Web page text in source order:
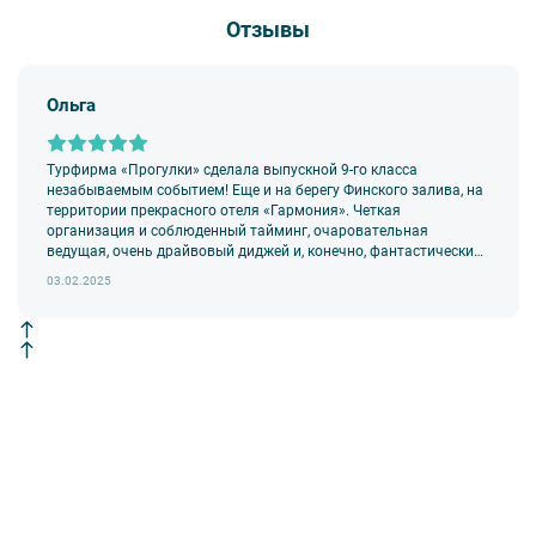
возвращаются клиенту в полном объеме.
оборудования во время проведения экскурсионной программы
оборудования экскурсант обязан возместить полную стоимость
комплекта в размере 5500 руб. 00 коп.
Отзывы
Ольга
Турфирма «Прогулки» сделала выпускной 9-го класса
незабываемым событием! Еще и на берегу Финского залива, на
территории прекрасного отеля «Гармония». Четкая
организация и соблюденный тайминг, очаровательная
ведущая, очень драйвовый диджей и, конечно, фантастически
03.02.2025